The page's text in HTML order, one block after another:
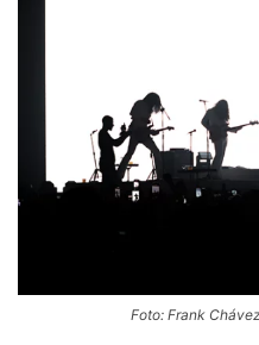
Foto: Frank